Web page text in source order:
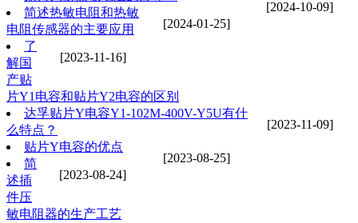
[2024-10-09]
[2024-01-25]
简述热敏电阻和热敏
电阻传感器的主要应用
[2023-11-16]
了
解国
产贴
片Y1电容和贴片Y2电容的区别
[2023-11-09]
达孚贴片Y电容Y1-102M-400V-Y5U有什
么特点？
[2023-08-25]
贴片Y电容的优点
[2023-08-24]
简
述插
件压
敏电阻器的生产工艺